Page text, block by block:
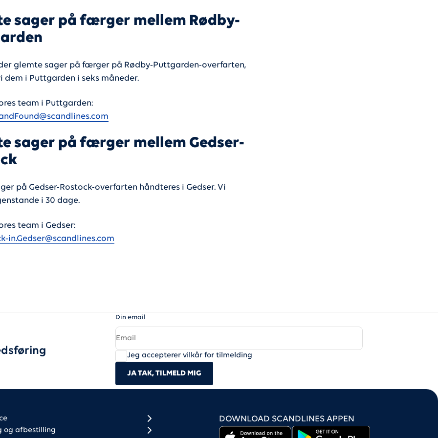
sager på færger mellem Rødby-
glemte sager på færger på Rødby-Puttgarden-overfarten,
dem i Puttgarden i seks måneder.
team i Puttgarden:
sager på færger mellem Gedser-
på Gedser-Rostock-overfarten håndteres i Gedser. Vi
i 30 dage.
team i Gedser:
in.Gedser@scandlines.com
Din email
Jeg accepterer vilkår for tilmelding
JA TAK, TILMELD MIG
column 1
og afbestilling
column 2 DOWNLOAD SCANDLINES APPEN